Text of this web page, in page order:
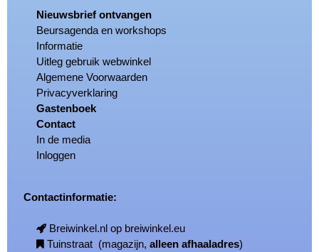
Nieuwsbrief ontvangen
Beursagenda en workshops
Informatie
Uitleg gebruik webwinkel
Algemene Voorwaarden
Privacyverklaring
Gastenboek
Contact
In de media
Inloggen
Contactinformatie:
Breiwinkel.nl op breiwinkel.eu
Tuinstraat (magazijn,alleen afhaaladres)